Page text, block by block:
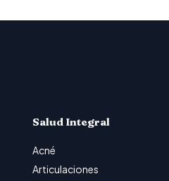
Salud Integral
Acné
Articulaciones